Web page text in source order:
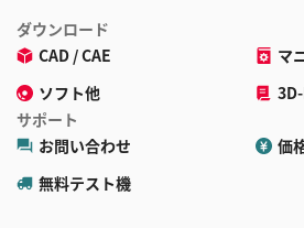
ダウンロード
CAD / CAE
マ
ソフト他
サポート
お問い合わせ
価
無料テスト機